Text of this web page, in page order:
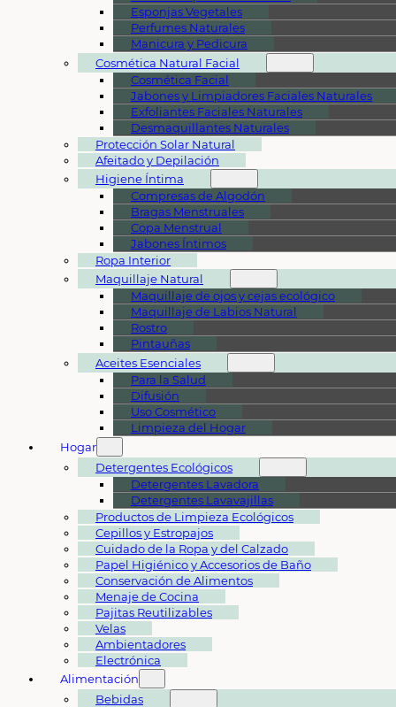
Esponjas Vegetales
Perfumes Naturales
Manicura y Pedicura
Cosmética Natural Facial
Cosmética Facial
Jabones y Limpiadores Faciales Naturales
Exfoliantes Faciales Naturales
Desmaquillantes Naturales
Protección Solar Natural
Afeitado y Depilación
Higiene Íntima
Compresas de Algodón
Bragas Menstruales
Copa Menstrual
Jabones Íntimos
Ropa Interior
Maquillaje Natural
Maquillaje de ojos y cejas ecológico
Maquillaje de Labios Natural
Rostro
Pintauñas
Aceites Esenciales
Para la Salud
Difusión
Uso Cosmético
Limpieza del Hogar
Hogar
Detergentes Ecológicos
Detergentes Lavadora
Detergentes Lavavajillas
Productos de Limpieza Ecológicos
Cepillos y Estropajos
Cuidado de la Ropa y del Calzado
Papel Higiénico y Accesorios de Baño
Conservación de Alimentos
Menaje de Cocina
Pajitas Reutilizables
Velas
Ambientadores
Electrónica
Alimentación
Bebidas